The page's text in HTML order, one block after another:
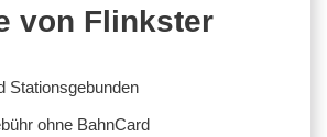
von Flinkster
Stationsgebunden
ohne BahnCard